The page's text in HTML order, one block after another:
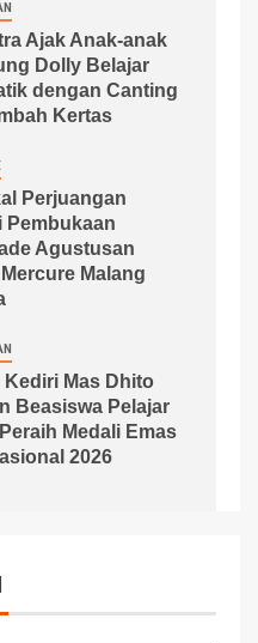
Ajak Anak-anak
Dolly Belajar
dengan Canting
Kertas
Perjuangan
Pembukaan
Agustusan
Malang
Kediri Mas Dhito
Beasiswa Pelajar
Medali Emas
2026